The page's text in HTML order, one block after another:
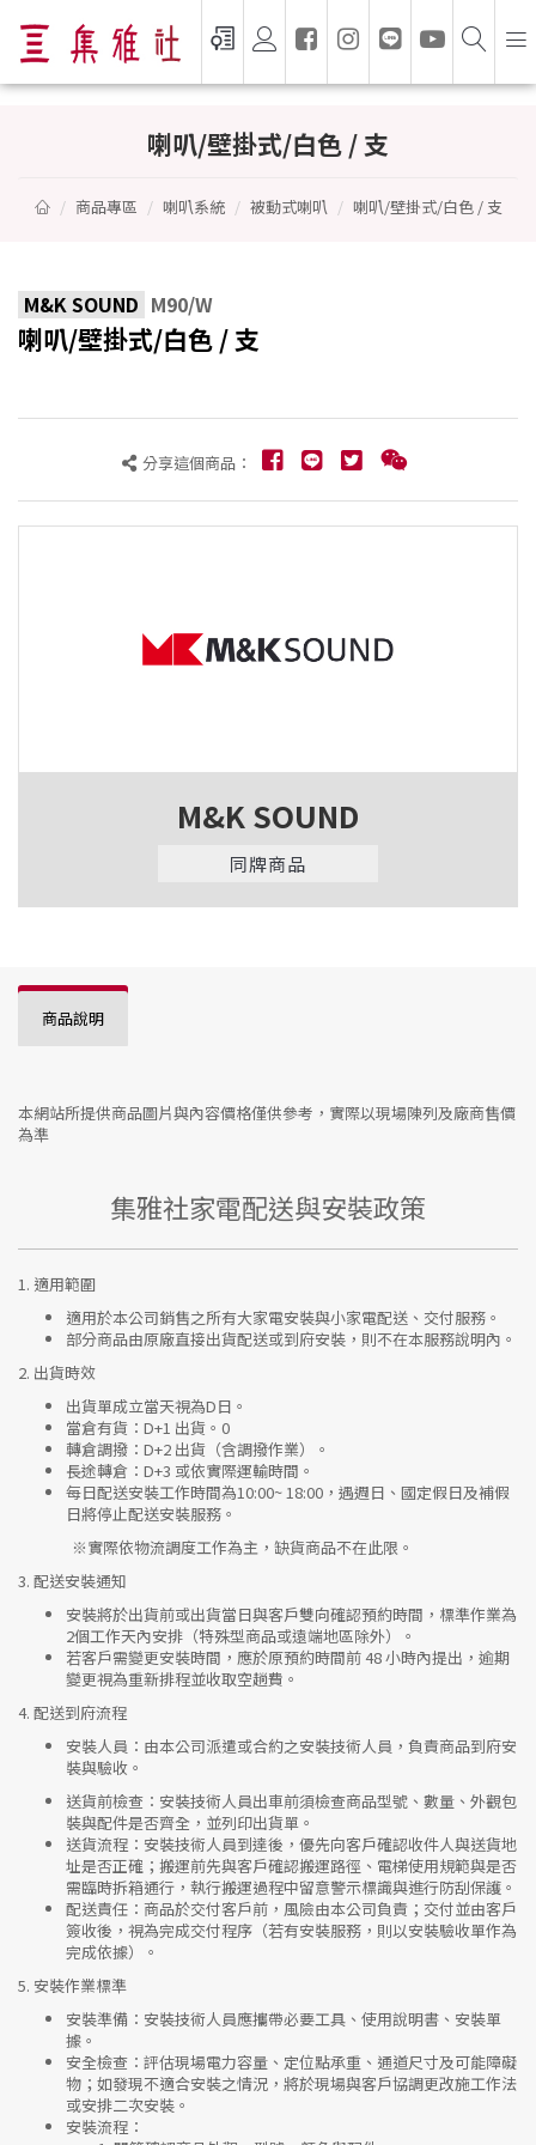
喇叭/壁掛式/白色 / 支 - M&K SOUND
喇叭/壁掛式/白色 / 支
商品專區 喇叭系統 被動式喇叭 喇叭/壁掛式/白色 / 支
M&K SOUND M90/W
喇叭/壁掛式/白色 / 支
分享這個商品：
M&K SOUND
同牌商品
商品說明
本網站所提供商品圖片與內容價格僅供參考，實際以現場陳列及廠商售價
為準
集雅社家電配送與安裝政策
1. 適用範圍
適用於本公司銷售之所有大家電安裝與小家電配送、交付服務。
部分商品由原廠直接出貨配送或到府安裝，則不在本服務說明內。
2. 出貨時效
出貨單成立當天視為D日。
當倉有貨： D+1 出貨。0
轉倉調撥： D+2 出貨（含調撥作業）。
長途轉倉： D+3 或依實際運輸時間。
每日配送安裝工作時間為10:00~ 18:00，遇週日、國定假日及補假
日將停止配送安裝服務。
※實際依物流調度工作為主，缺貨商品不在此限。
3. 配送安裝通知
安裝將於出貨前或出貨當日與客戶雙向確認預約時間，標準作業為
2個工作天內安排（特殊型商品或遠端地區除外）。
若客戶需變更安裝時間，應於原預約時間前 48 小時內提出，逾期
變更視為重新排程並收取空趟費。
4. 配送到府流程
安裝人員 ：由本公司派遣或合約之安裝技術人員，負責商品到府安
裝與驗收。
送貨前檢查 ：安裝技術人員出車前須檢查商品型號、數量、外觀包
裝與配件是否齊全，並列印出貨單。
送貨流程 ：安裝技術人員到達後，優先向客戶確認收件人與送貨地
址是否正確；搬運前先與客戶確認搬運路徑、電梯使用規範與是否
需臨時拆箱通行，執行搬運過程中留意警示標識與進行防刮保護。
配送責任 ：商品於交付客戶前，風險由本公司負責；交付並由客戶
簽收後，視為完成交付程序（若有安裝服務，則以安裝驗收單作為
完成依據）。
5. 安裝作業標準
安裝準備 ：安裝技術人員應攜帶必要工具、使用說明書、安裝單
據。
安全檢查 ：評估現場電力容量、定位點承重、通道尺寸及可能障礙
物；如發現不適合安裝之情況，將於現場與客戶協調更改施工作法
或安排二次安裝。
安裝流程 ：